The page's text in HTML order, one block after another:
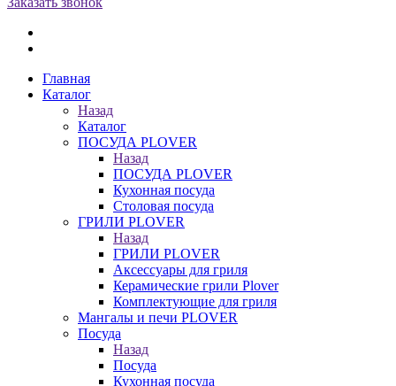
Главная
Каталог
Назад
Каталог
ПОСУДА PLOVER
Назад
ПОСУДА PLOVER
Кухонная посуда
Столовая посуда
ГРИЛИ PLOVER
Назад
ГРИЛИ PLOVER
Аксессуары для гриля
Керамические грили Plover
Комплектующие для гриля
Мангалы и печи PLOVER
Посуда
Назад
Посуда
Кухонная посуда